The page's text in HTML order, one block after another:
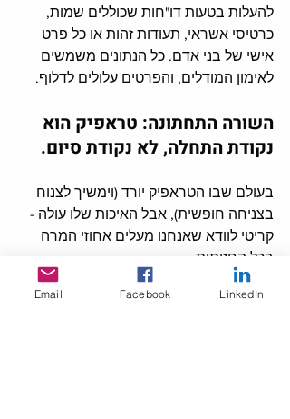
להעלות בטעות דו"חות שכוללים שמות,
כרטיסי אשראי, תעודות זהות או כל פרט
אישי של בני אדם. כל הנתונים משמשים
לאימון המודלים, והפרטים עלולים לדלוף.
השורה התחתונה: טראפיק הוא
נקודת התחלה, לא נקודת סיום.
בעולם שבו הטראפיק יורד (וימשיך לצנוח
בצניחה חופשית), אבל האיכות שלו עולה -
קריטי לוודא שאנחנו מעלים אחוזי המרה
בכל החזיתות.
רגע לפני שאר העדכונים -
Email Facebook LinkedIn